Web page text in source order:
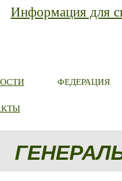
Информация для
ФЕДЕРАЦИЯ